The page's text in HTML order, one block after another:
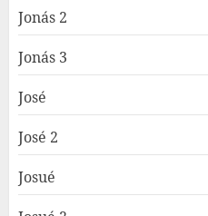
Jonás 2
Jonás 3
José
José 2
Josué